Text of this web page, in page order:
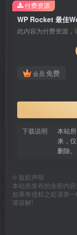
WP Rocket 最佳
此内容为付费资源，
会员 免费
下载说明
本站
来，
删除。
付费资源
© 版权声明
本站所发布的全部内
如果有侵权之处请第
请谅解!